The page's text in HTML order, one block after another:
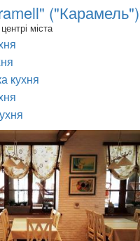
("Карамель")
міста
кухня